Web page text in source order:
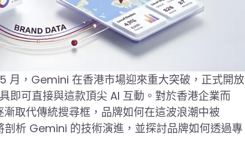
，Gemini 在香港市場迎來重大突破，正式開放
即可直接與這款頂尖 AI 互動。對於香港企業而
取代傳統搜尋框，品牌如何在這波浪潮中被
析 Gemini 的技術演進，並探討品牌如何透過專